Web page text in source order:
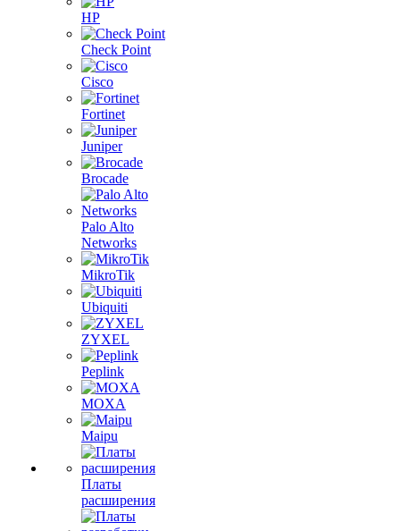
HP
Check Point
Cisco
Fortinet
Juniper
Brocade
Palo Alto
Networks
MikroTik
Ubiquiti
ZYXEL
Peplink
MOXA
Maipu
Платы
расширения